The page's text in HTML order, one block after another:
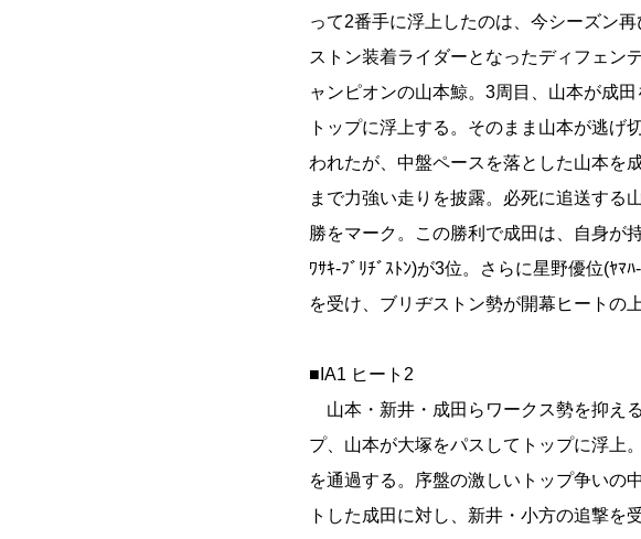
って2番手に浮上したのは、今シーズン再
ストン装着ライダーとなったディフェン
ャンピオンの山本鯨。3周目、山本が成田
トップに浮上する。そのまま山本が逃げ
われたが、中盤ペースを落とした山本を
まで力強い走りを披露。必死に追送する
勝をマーク。この勝利で成田は、自身が
ﾜｻｷ-ﾌﾞﾘﾁﾞｽﾄﾝ)が3位。さらに星野優位(ﾔﾏ
を受け、ブリヂストン勢が開幕ヒートの
■IA1 ヒート2
山本・新井・成田らワークス勢を抑え
プ、山本が大塚をパスしてトップに浮上
を通過する。序盤の激しいトップ争いの
トした成田に対し、新井・小方の追撃を